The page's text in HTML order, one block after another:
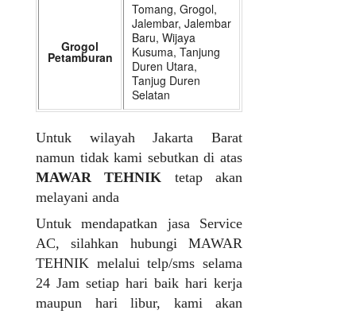
Grogol
Petamburan
Tomang, Grogol,
Jalembar, Jalembar
Baru, Wijaya
Kusuma, Tanjung
Duren Utara,
Tanjug Duren
Selatan
Untuk wilayah Jakarta Barat
namun tidak kami sebutkan di atas
MAWAR TEHNIK tetap akan
melayani anda
Untuk mendapatkan jasa Service
AC, silahkan hubungi MAWAR
TEHNIK melalui telp/sms selama
24 Jam setiap hari baik hari kerja
maupun hari libur, kami akan